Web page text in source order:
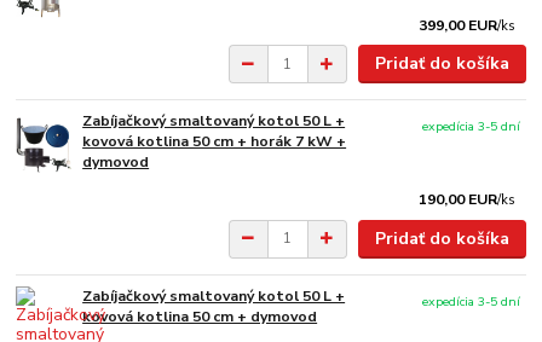
399,00 EUR/ks
Pridať do košíka
Zabíjačkový smaltovaný kotol 50 L +
kovová kotlina 50 cm + horák 7 kW +
dymovod
190,00 EUR/ks
expedícia 3-5 dní
Pridať do košíka
Zabíjačkový smaltovaný kotol 50 L +
kovová kotlina 50 cm + dymovod
expedícia 3-5 dní